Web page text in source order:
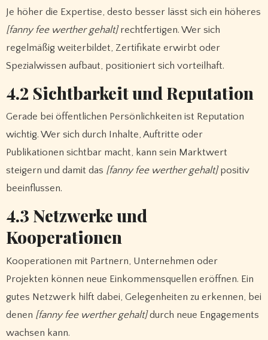
Je höher die Expertise, desto besser lässt sich ein höheres
[fanny fee werther gehalt]rechtfertigen. Wer sich
regelmäßig weiterbildet, Zertifikate erwirbt oder
Spezialwissen aufbaut, positioniert sich vorteilhaft.
4.2 Sichtbarkeit und Reputation
Gerade bei öffentlichen Persönlichkeiten ist Reputation
wichtig. Wer sich durch Inhalte, Auftritte oder
Publikationen sichtbar macht, kann sein Marktwert
steigern und damit das [fanny fee werther gehalt]positiv
beeinflussen.
4.3 Netzwerke und
Kooperationen
Kooperationen mit Partnern, Unternehmen oder
Projekten können neue Einkommensquellen eröffnen. Ein
gutes Netzwerk hilft dabei, Gelegenheiten zu erkennen, bei
denen [fanny fee werther gehalt]durch neue Engagements
wachsen kann.